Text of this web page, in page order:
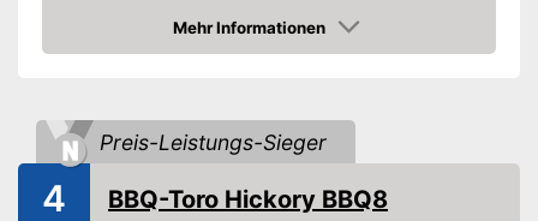
Temperaturanzeige
Zubehör
Rost inklusive
Mehr Informationen
Amazon
Preis-Leistungs-Sieger
4 BBQ-Toro Hickory BBQ8